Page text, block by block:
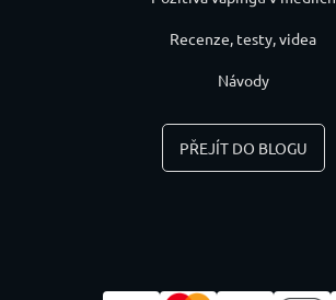
Recenze, testy, videa
Návody
PŘEJÍT DO BLOGU